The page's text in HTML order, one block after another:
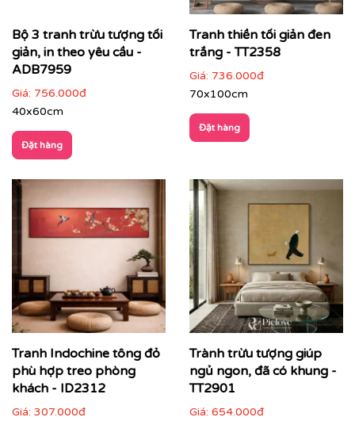
Văn phòng, phòng họp lãnh đạo: thể hiện tư duy
sáng tạo và chuyên nghiệp
Bộ 3 tranh trừu tượng tối
giản, in theo yêu cầu -
ADB7959
Giá: 756.000đ
40x60cm
Đặt hàng
Tranh thiền tối giản đen
trắng - TT2358
Giá: 736.000đ
70x100cm
Đặt hàng
Tranh Indochine tông đỏ
phù hợp treo phòng
khách - ID2312
Giá: 307.000đ
Trành trừu tượng giúp
ngủ ngon, đã có khung -
TT2901
Giá: 654.000đ